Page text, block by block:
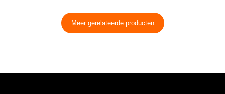
Meer gerelateerde producten